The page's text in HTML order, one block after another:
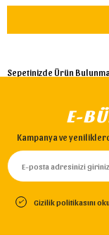
Sepetinizde Ürün
E-
Kampanya ve
Gizilik politikasını